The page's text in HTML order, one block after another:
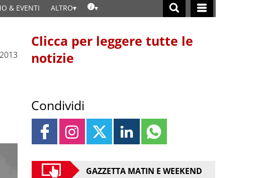
& EVENTI ALTRO
Clicca per leggere tutte le
notizie
Condividi
GAZZETTA MATIN E WEEKEND